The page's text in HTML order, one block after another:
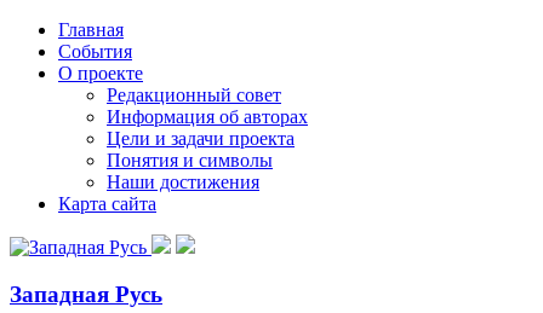
Главная
События
О проекте
Редакционный совет
Информация об авторах
Цели и задачи проекта
Понятия и символы
Наши достижения
Карта сайта
Западная Русь